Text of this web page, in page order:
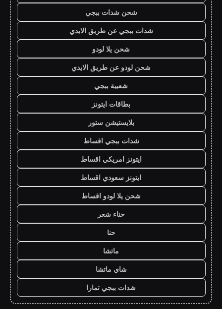
شحن شدات ببجي
شدات ببجي عن طريق الايدي
شحن يلا لودو
شحن لودو عن طريق الايدي
شعبية ببجي
بطاقات ايتونز
بلايستيشن ستور
شدات ببجي اقساط
ايتونز امريكي اقساط
ايتونز سعودي اقساط
شحن يلا لودو اقساط
حناء شعر
حنا
ماتشا
شاي ماتشا
شدات ببجي تمارا